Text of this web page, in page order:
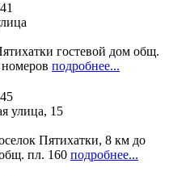
гостевой дом общ.
подробнее...
улица, 15
Пятихатки, 8 км до
пл. 160 подробнее...